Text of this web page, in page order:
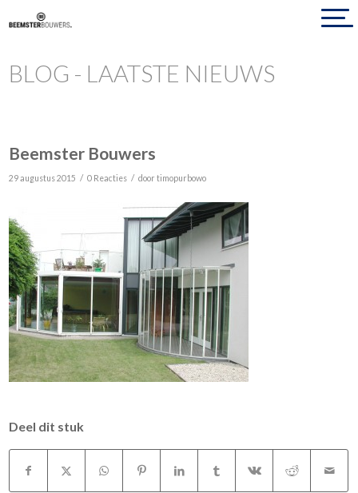
BLOG - LAATSTE NIEUWS
Beemster Bouwers
29 augustus 2015 / 0 Reacties / doortimopurbowo
Deel dit stuk